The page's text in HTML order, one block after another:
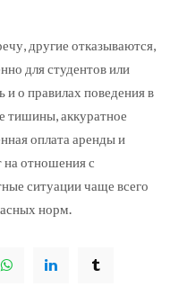
другие отказываются,
для студентов или
о правилах поведения в
тишины, аккуратное
оплата аренды и
на отношения с
ситуации чаще всего
норм.